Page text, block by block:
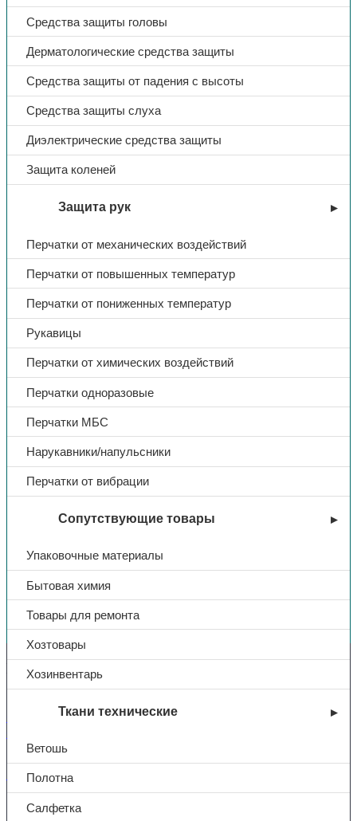
Средства защиты головы
Дерматологические средства защиты
Средства защиты от падения с высоты
Средства защиты слуха
Диэлектрические средства защиты
Защита коленей
Защита рук
Перчатки от механических воздействий
Перчатки от повышенных температур
Перчатки от пониженных температур
Рукавицы
Перчатки от химических воздействий
Перчатки одноразовые
Перчатки МБС
Нарукавники/напульсники
Перчатки от вибрации
Сопутствующие товары
Упаковочные материалы
Бытовая химия
Товары для ремонта
Хозтовары
Хозинвентарь
Ткани технические
Ветошь
Полотна
Салфетка
Вы недавно смотрели
Контакты
+7 (831) 214-01-31
101@adk52.ru